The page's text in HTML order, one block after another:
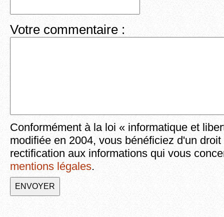
Votre commentaire :
Conformément à la loi « informatique et
modifiée en 2004, vous bénéficiez d'un
rectification aux informations qui vous
mentions légales.